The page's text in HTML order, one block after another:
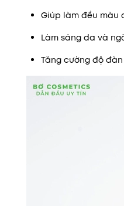
Giúp làm đều màu
Làm sáng da và
Tăng cường độ